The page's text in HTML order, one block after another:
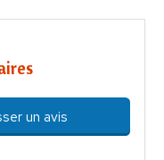
un avis